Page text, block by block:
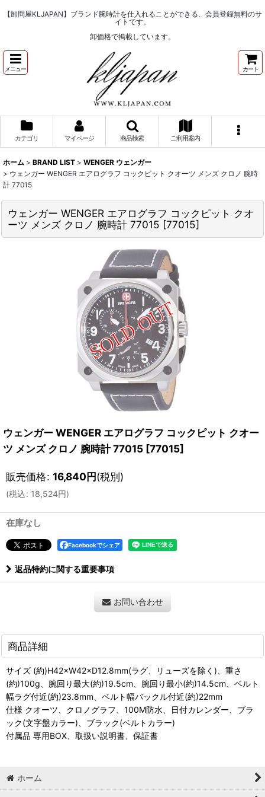
【卸問屋KLJAPAN】ブランド腕時計を仕入れることができる、会員登録無料のサ
イトです。
卸価格で掲載しています。
メニュー カート
カテゴリ マイページ 商品検索 ご利用案内
ホーム > BRAND LIST > WENGER ウェンガー
> ウェンガー WENGER エアログラフ コックピット クオーツ メンズ クロノ 腕時
計 77015
ウェンガー WENGER エアログラフ コックピット クオ
ーツ メンズ クロノ 腕時計 77015 [77015]
ウェンガー WENGER エアログラフ コックピット クオー
ツ メンズ クロノ 腕時計 77015 [77015]
販売価格: 16,840円(税別)
(税込: 18,524円)
在庫なし
Facebookでシェア
返品特約に関する重要事項
お問い合わせ
商品詳細
サイズ (約)H42×W42×D12.8mm(ラグ、リューズを除く)、重さ
(約)100g、腕回り最大(約)19.5cm、腕回り最小(約)14.5cm、ベルト
幅ラグ付近(約)23.8mm、ベルト幅バックル付近(約)22mm
仕様 クオーツ、クロノグラフ、100M防水、日付カレンダー、ブラ
ック(文字盤カラー)、ブラック(ベルトカラー)
付属品 専用BOX、取扱い説明書、保証書
ホーム